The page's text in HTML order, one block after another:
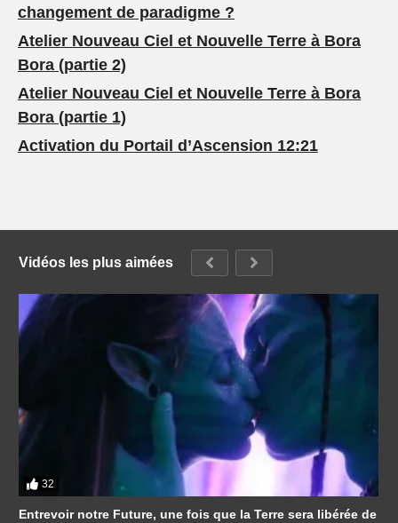
changement de paradigme ?
Atelier Nouveau Ciel et Nouvelle Terre à Bora
Bora (partie 2)
Atelier Nouveau Ciel et Nouvelle Terre à Bora
Bora (partie 1)
Activation du Portail d’Ascension 12:21
Vidéos les plus aimées
32
Entrevoir notre Future, une fois que la Terre sera libérée de